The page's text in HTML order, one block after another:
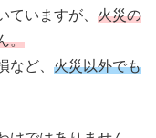
ていますが、 火災の
。
など、 火災以外でも